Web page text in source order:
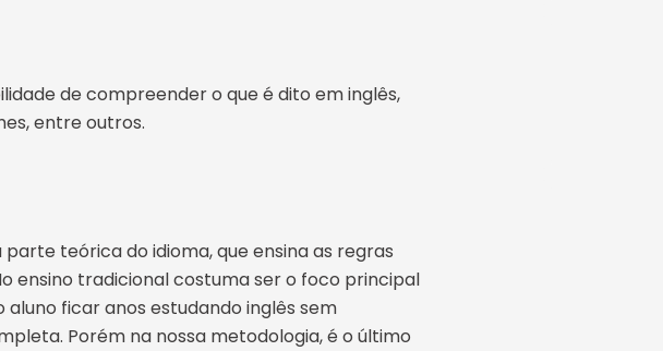
de compreender o que é dito em inglês,
entre outros.
teórica do idioma, que ensina as regras
ensino tradicional costuma ser o foco principal
ficar anos estudando inglês sem
Porém na nossa metodologia, é o último